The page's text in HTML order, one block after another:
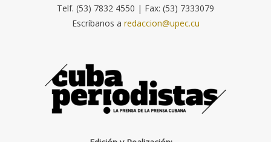
Telf. (53) 7832 4550 | Fax: (53) 7333079
Escríbanos a redaccion@upec.cu